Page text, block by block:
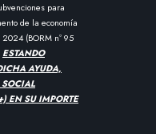
para
de la economía
(BORM nº 95
ESTANDO
AYUDA,
SOCIAL
EN SU IMPORTE